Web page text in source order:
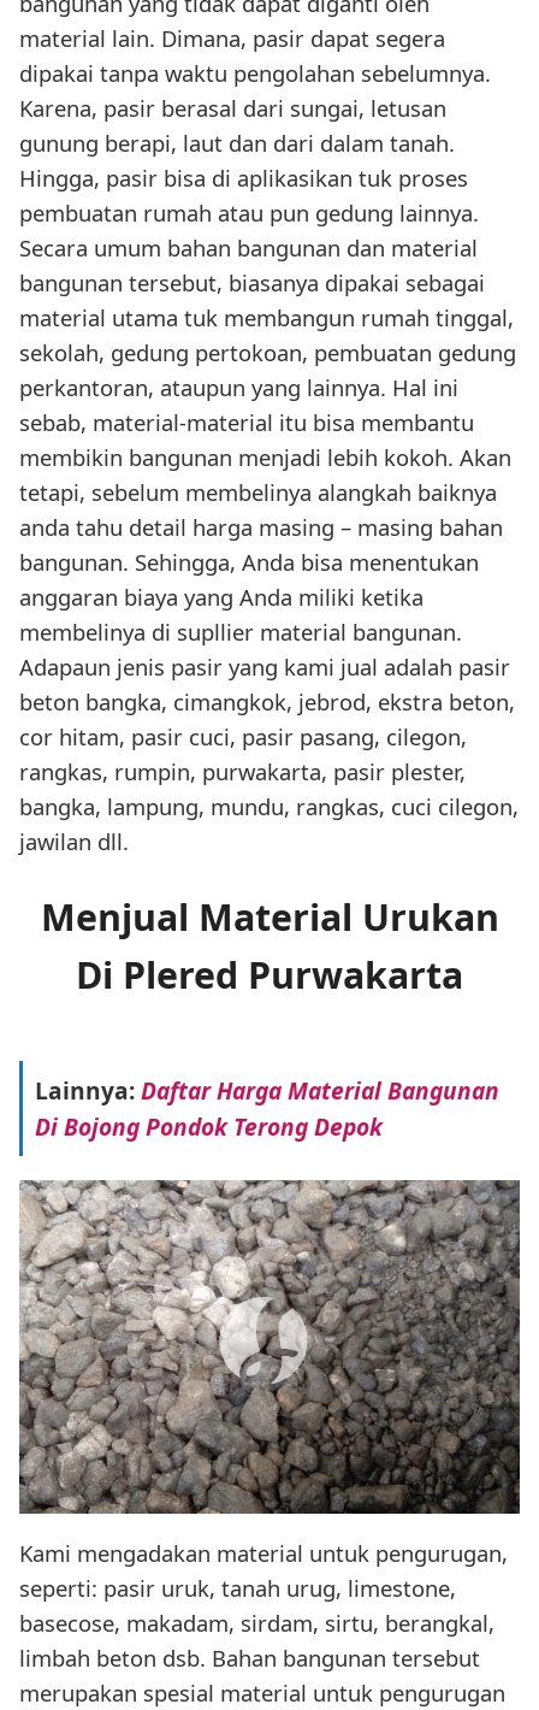
material lain. Dimana, pasir dapat segera
dipakai tanpa waktu pengolahan sebelumnya.
Karena, pasir berasal dari sungai, letusan
gunung berapi, laut dan dari dalam tanah.
Hingga, pasir bisa di aplikasikan tuk proses
pembuatan rumah atau pun gedung lainnya.
Secara umum bahan bangunan dan material
bangunan tersebut, biasanya dipakai sebagai
material utama tuk membangun rumah tinggal,
sekolah, gedung pertokoan, pembuatan gedung
perkantoran, ataupun yang lainnya. Hal ini
sebab, material-material itu bisa membantu
membikin bangunan menjadi lebih kokoh. Akan
tetapi, sebelum membelinya alangkah baiknya
anda tahu detail harga masing – masing bahan
bangunan. Sehingga, Anda bisa menentukan
anggaran biaya yang Anda miliki ketika
membelinya di supllier material bangunan.
Adapaun jenis pasir yang kami jual adalah pasir
beton bangka, cimangkok, jebrod, ekstra beton,
cor hitam, pasir cuci, pasir pasang, cilegon,
rangkas, rumpin, purwakarta, pasir plester,
bangka, lampung, mundu, rangkas, cuci cilegon,
jawilan dll.
Menjual Material Urukan
Di Plered Purwakarta
Lainnya:Daftar Harga Material Bangunan
Di Bojong Pondok Terong Depok
Kami mengadakan material untuk pengurugan,
seperti: pasir uruk, tanah urug, limestone,
basecose, makadam, sirdam, sirtu, berangkal,
limbah beton dsb. Bahan bangunan tersebut
merupakan spesial material untuk pengurugan